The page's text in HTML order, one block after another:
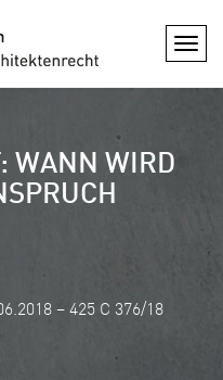
WANN WIRD
– 425 C 376/18